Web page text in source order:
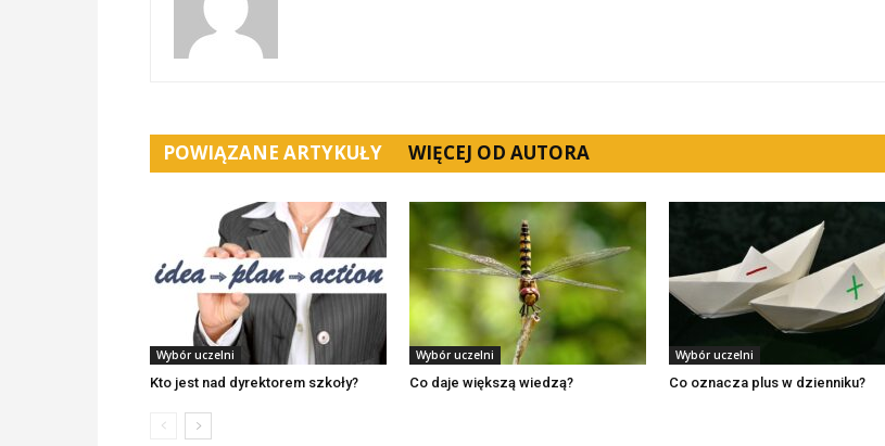
POWIĄZANE ARTYKUŁY WIĘCEJ OD AUTORA
Wybór uczelni
Kto jest nad dyrektorem szkoły?
Wybór uczelni
Co daje większą wiedzą?
Wybór uczelni
Co oznacza plus w dzienniku?